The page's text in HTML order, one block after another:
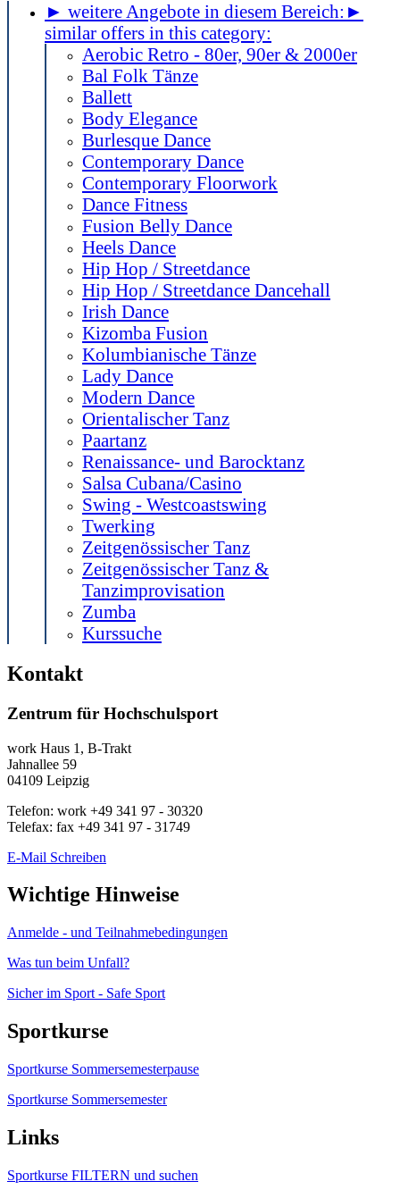
► weitere Angebote in diesem Bereich: ►
similar offers in this category:
Aerobic Retro - 80er, 90er & 2000er
Bal Folk Tänze
Ballett
Body Elegance
Burlesque Dance
Contemporary Dance
Contemporary Floorwork
Dance Fitness
Fusion Belly Dance
Heels Dance
Hip Hop / Streetdance
Hip Hop / Streetdance Dancehall
Irish Dance
Kizomba Fusion
Kolumbianische Tänze
Lady Dance
Modern Dance
Orientalischer Tanz
Paartanz
Renaissance- und Barocktanz
Salsa Cubana/Casino
Swing - Westcoastswing
Twerking
Zeitgenössischer Tanz
Zeitgenössischer Tanz &
Tanzimprovisation
Zumba
Kurssuche
Kontakt
Zentrum für Hochschulsport
work Haus 1, B-Trakt
Jahnallee 59
04109 Leipzig
Telefon: work +49 341 97 - 30320
Telefax: fax +49 341 97 - 31749
E-Mail Schreiben
Wichtige Hinweise
Anmelde - und Teilnahmebedingungen
Was tun beim Unfall?
Sicher im Sport - Safe Sport
Sportkurse
Sportkurse Sommersemesterpause
Sportkurse Sommersemester
Links
Sportkurse FILTERN und suchen